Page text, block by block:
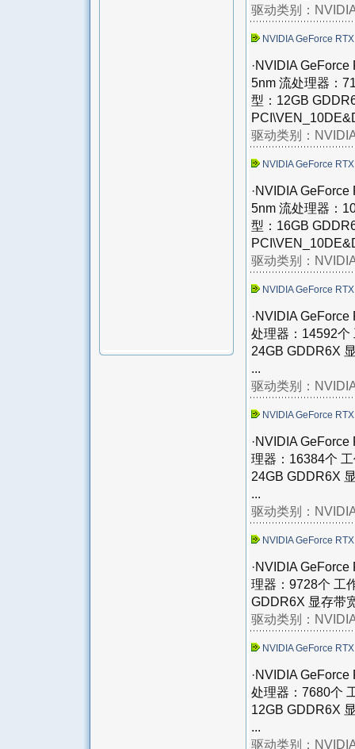
驱动类别：
NVIDIA GeForce
·NVIDIA
5nm 流处理器：
型：12GB
驱动类别：
NVIDIA GeForce
·NVIDIA
5nm 流处理器：
型：16GB
驱动类别：
NVIDIA GeForce
·NVIDIA
处理器：14592个
24GB GDDR6X
...
驱动类别：
NVIDIA GeForce
·NVIDIA
理器：16384个
24GB GDDR6X
...
驱动类别：
NVIDIA GeForce
·NVIDIA
理器：9728个 工
GDDR6X 显存带
驱动类别：
NVIDIA GeForce
·NVIDIA
处理器：7680个
12GB GDDR6X
...
驱动类别：